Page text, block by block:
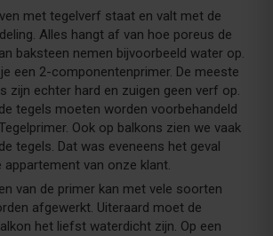
met tegelverf staat en valt met de
Alles hangt af van hoe poreus de
baksteen nemen bijvoorbeeld water op.
een 2-componentenprimer. De meeste
zijn echter hard en zuigen geen verf op.
tegels moeten worden voorbehandeld
Ook op balkons zien we vaak
tegels. Dat was eveneens het geval
appartement van onze klant.
van de primer kan met vele soorten
afgewerkt. Uiteraard moet de
het liefst waterdicht zijn. Op een